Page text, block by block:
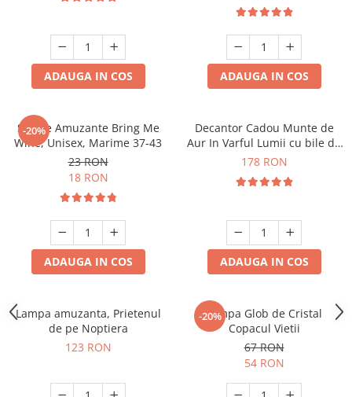
ADAUGA IN COS ADAUGA IN COS
-20%
Sosete Amuzante Bring Me
Wine, Unisex, Marime 37-43
23 RON
18 RON
ADAUGA IN COS
Decantor Cadou Munte de
Aur In Varful Lumii cu bile de
curatare
178 RON
ADAUGA IN COS
Lampa amuzanta, Prietenul
de pe Noptiera
123 RON
-20%
Lampa Glob de Cristal
Copacul Vietii
67 RON
54 RON